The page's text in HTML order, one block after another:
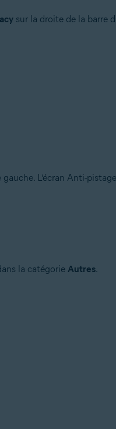
sur la droite de la barre
L’écran Anti-
la catégorie Autres.